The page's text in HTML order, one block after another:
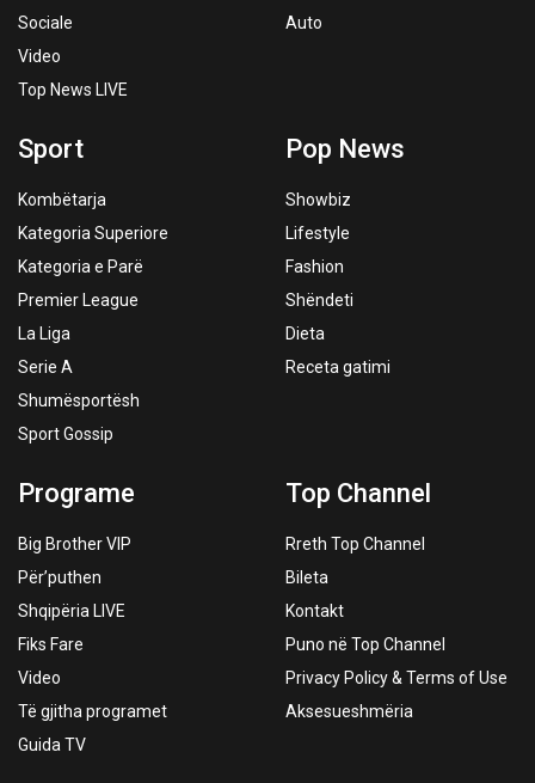
Sociale
Video
Top News LIVE
Auto
Sport
Kombëtarja
Kategoria Superiore
Kategoria e Parë
Premier League
La Liga
Serie A
Shumësportësh
Sport Gossip
Pop News
Showbiz
Lifestyle
Fashion
Shëndeti
Dieta
Receta gatimi
Programe
Big Brother VIP
Për’puthen
Shqipëria LIVE
Fiks Fare
Video
Të gjitha programet
Guida TV
Top Channel
Rreth Top Channel
Bileta
Kontakt
Puno në Top Channel
Privacy Policy & Terms of Use
Aksesueshmëria